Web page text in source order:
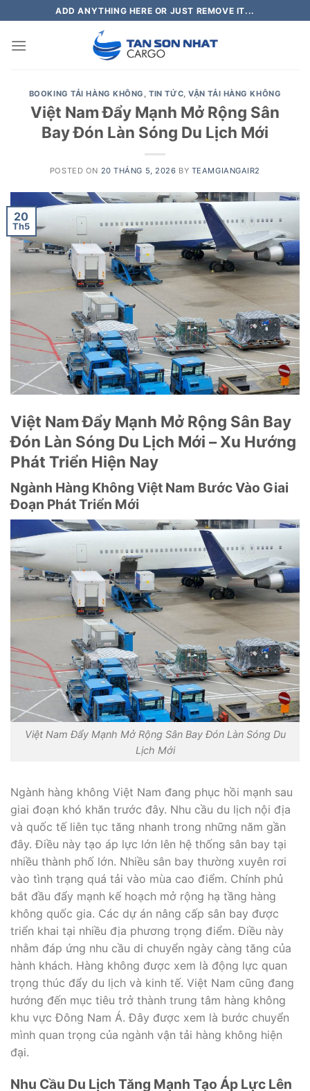
to
content
ADD ANYTHING HERE OR JUST REMOVE IT...
BOOKING TẢI HÀNG KHÔNG ,TIN TỨC,VẬN TẢI HÀNG KHÔNG
Việt Nam Đẩy Mạnh Mở Rộng Sân
Bay Đón Làn Sóng Du Lịch Mới
POSTED ON 20 THÁNG 5, 2026 BY TEAMGIANGAIR2
20
Th5
Việt Nam Đẩy Mạnh Mở Rộng Sân Bay
Đón Làn Sóng Du Lịch Mới – Xu Hướng
Phát Triển Hiện Nay
Ngành Hàng Không Việt Nam Bước Vào Giai
Đoạn Phát Triển Mới
Việt Nam Đẩy Mạnh Mở Rộng Sân Bay Đón Làn Sóng Du
Lịch Mới
Ngành hàng không Việt Nam đang phục hồi mạnh sau
giai đoạn khó khăn trước đây. Nhu cầu du lịch nội địa
và quốc tế liên tục tăng nhanh trong những năm gần
đây. Điều này tạo áp lực lớn lên hệ thống sân bay tại
nhiều thành phố lớn. Nhiều sân bay thường xuyên rơi
vào tình trạng quá tải vào mùa cao điểm. Chính phủ
bắt đầu đẩy mạnh kế hoạch mở rộng hạ tầng hàng
không quốc gia. Các dự án nâng cấp sân bay được
triển khai tại nhiều địa phương trọng điểm. Điều này
nhằm đáp ứng nhu cầu di chuyển ngày càng tăng của
hành khách. Hàng không được xem là động lực quan
trọng thúc đẩy du lịch và kinh tế. Việt Nam cũng đang
hướng đến mục tiêu trở thành trung tâm hàng không
khu vực Đông Nam Á. Đây được xem là bước chuyển
mình quan trọng của ngành vận tải hàng không hiện
đại.
Nhu Cầu Du Lịch Tăng Mạnh Tạo Áp Lực Lên